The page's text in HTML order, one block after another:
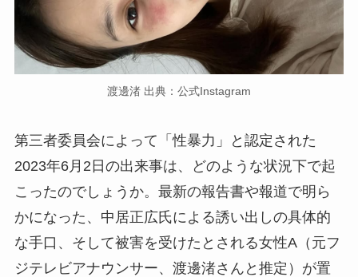
渡邊渚 出典：公式Instagram
第三者委員会によって「性暴力」と認定された
2023年6月2日の出来事は、どのような状況下で起
こったのでしょうか。最新の報告書や報道で明ら
かになった、中居正広氏による誘い出しの具体的
な手口、そして被害を受けたとされる女性A（元フ
ジテレビアナウンサー、渡邊渚さんと推定）が置